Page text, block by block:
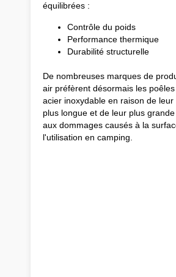
équilibrées :
Contrôle du poids
Performance thermique
Durabilité structurelle
De nombreuses marques de
air préfèrent désormais les
acier inoxydable en raison de
plus longue et de leur plus
aux dommages causés à la
l'utilisation en camping.